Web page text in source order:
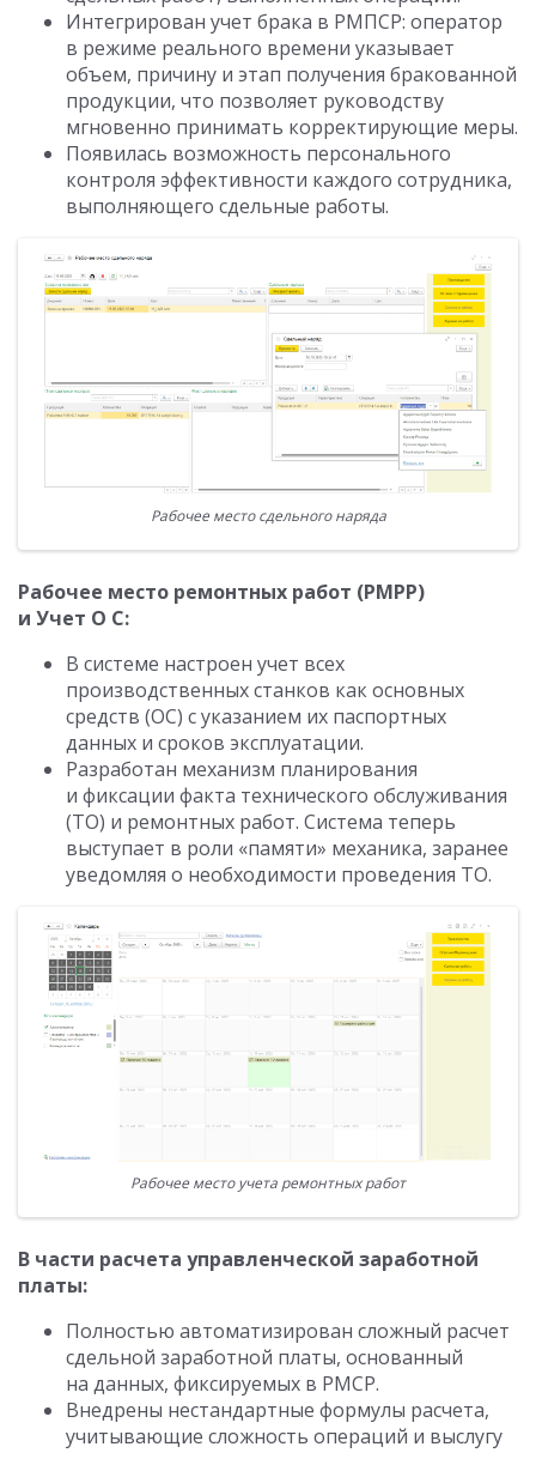
Интегрирован учет брака в РМПСР: оператор
в режиме реального времени указывает
объем, причину и этап получения бракованной
продукции, что позволяет руководству
мгновенно принимать корректирующие меры.
Появилась возможность персонального
контроля эффективности каждого сотрудника,
выполняющего сдельные работы.
Рабочее место сдельного наряда
Рабочее место ремонтных работ (РМРР)
и Учет О С:
В системе настроен учет всех
производственных станков как основных
средств (ОС) с указанием их паспортных
данных и сроков эксплуатации.
Разработан механизм планирования
и фиксации факта технического обслуживания
(ТО) и ремонтных работ. Система теперь
выступает в роли «памяти» механика, заранее
уведомляя о необходимости проведения ТО.
Рабочее место учета ремонтных работ
В части расчета управленческой заработной
платы:
Полностью автоматизирован сложный расчет
сдельной заработной платы, основанный
на данных, фиксируемых в РМСР.
Внедрены нестандартные формулы расчета,
учитывающие сложность операций и выслугу